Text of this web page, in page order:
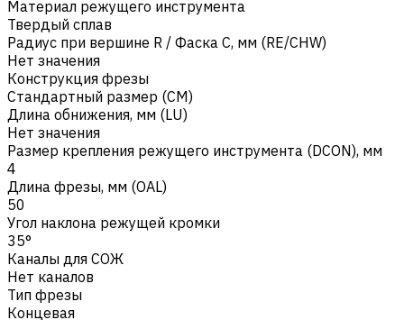
Материал режущего инструмента
Твердый сплав
Радиус при вершине R / Фаска C, мм (RE/CHW)
Нет значения
Конструкция фрезы
Стандартный размер (CM)
Длина обнижения, мм (LU)
Нет значения
Размер крепления режущего инструмента (DCON), мм
4
Длина фрезы, мм (OAL)
50
Угол наклона режущей кромки
35°
Каналы для СОЖ
Нет каналов
Тип фрезы
Концевая